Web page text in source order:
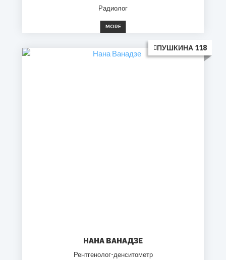
Радиолог
MORE
ПУШКИНА 118
НАНА ВАНАДЗЕ
Рентгенолог-денситометр